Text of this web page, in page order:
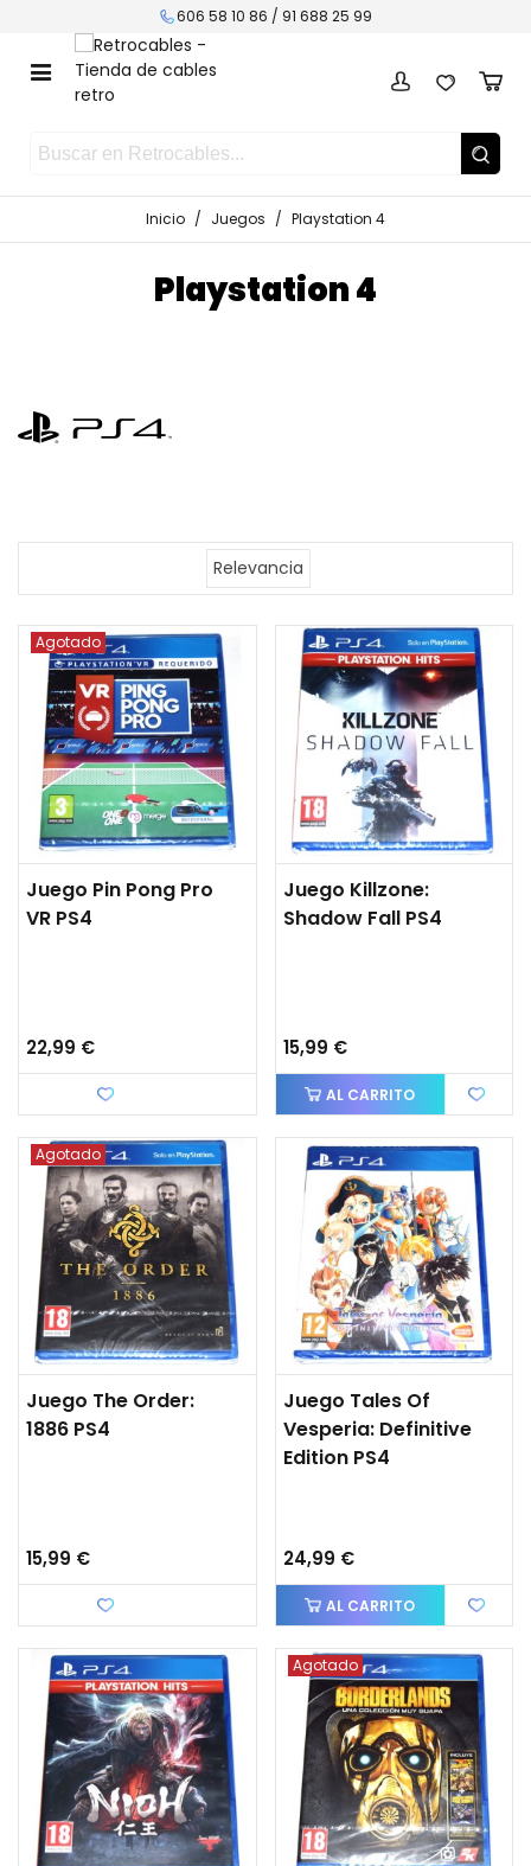
606 58 10 86 / 91 688 25 99
Inicio / Juegos / Playstation 4
Playstation 4
Relevancia
Agotado
Juego Pin Pong Pro
VR PS4
22,99 €
Juego Killzone:
Shadow Fall PS4
15,99 €
AL CARRITO
Agotado
Juego The Order:
1886 PS4
15,99 €
Juego Tales Of
Vesperia: Definitive
Edition PS4
24,99 €
AL CARRITO
Agotado